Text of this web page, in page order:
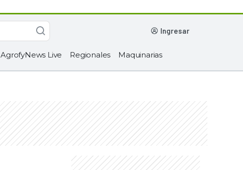
ingresar
AgrofyNews Live Regionales Maquinarias